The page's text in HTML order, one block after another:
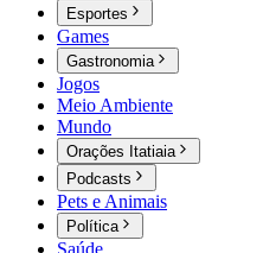
Esportes
Games
Gastronomia
Jogos
Meio Ambiente
Mundo
Orações Itatiaia
Podcasts
Pets e Animais
Política
Saúde